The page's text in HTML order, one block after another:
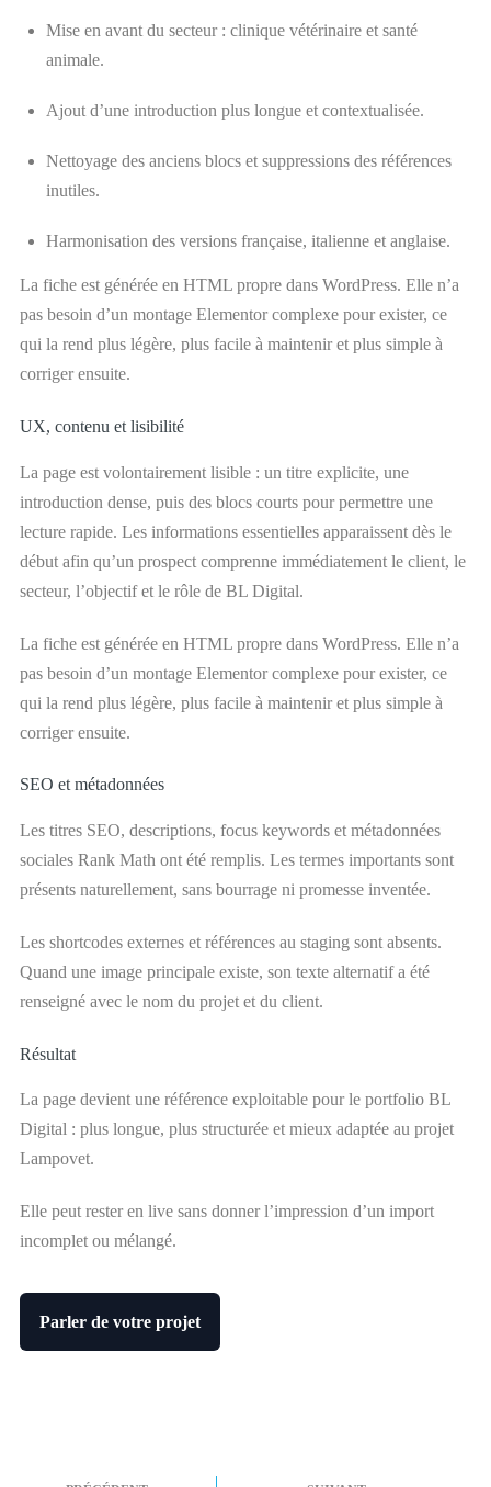
Mise en avant du secteur : clinique vétérinaire et santé
animale.
Ajout d’une introduction plus longue et contextualisée.
Nettoyage des anciens blocs et suppressions des références
inutiles.
Harmonisation des versions française, italienne et anglaise.
La fiche est générée en HTML propre dans WordPress. Elle n’a
pas besoin d’un montage Elementor complexe pour exister, ce
qui la rend plus légère, plus facile à maintenir et plus simple à
corriger ensuite.
UX, contenu et lisibilité
La page est volontairement lisible : un titre explicite, une
introduction dense, puis des blocs courts pour permettre une
lecture rapide. Les informations essentielles apparaissent dès le
début afin qu’un prospect comprenne immédiatement le client, le
secteur, l’objectif et le rôle de BL Digital.
La fiche est générée en HTML propre dans WordPress. Elle n’a
pas besoin d’un montage Elementor complexe pour exister, ce
qui la rend plus légère, plus facile à maintenir et plus simple à
corriger ensuite.
SEO et métadonnées
Les titres SEO, descriptions, focus keywords et métadonnées
sociales Rank Math ont été remplis. Les termes importants sont
présents naturellement, sans bourrage ni promesse inventée.
Les shortcodes externes et références au staging sont absents.
Quand une image principale existe, son texte alternatif a été
renseigné avec le nom du projet et du client.
Résultat
La page devient une référence exploitable pour le portfolio BL
Digital : plus longue, plus structurée et mieux adaptée au projet
Lampovet.
Elle peut rester en live sans donner l’impression d’un import
incomplet ou mélangé.
Parler de votre projet